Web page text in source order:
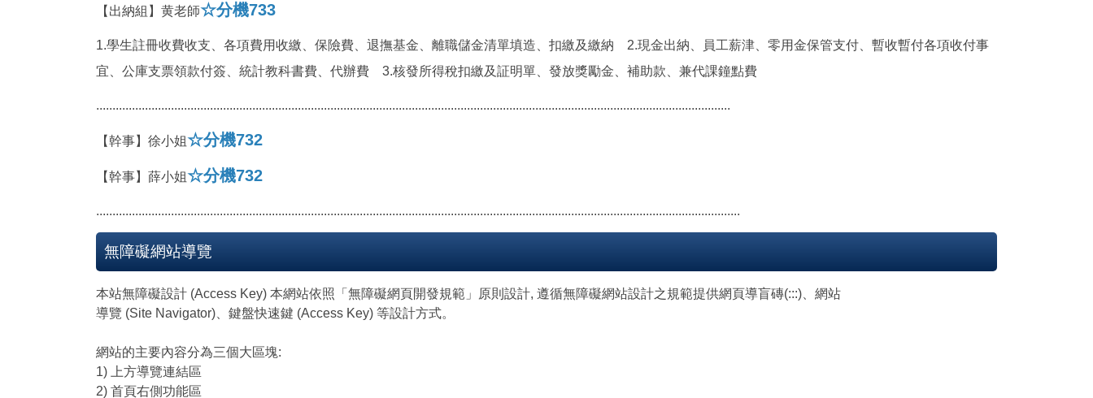
【出納組】黄老師☆分機733
1.學生註冊收費收支、各項費用收繳、保險費、退撫基金、離職儲金清單填造、扣繳及繳納 2.現金出納、員工薪津、零用金保管支付、暫收暫付各項收付事
宜、公庫支票領款付簽、統計教科書費、代辦費 3.核發所得稅扣繳及証明單、發放獎勵金、補助款、兼代課鐘點費
...................................................................................................................................................................................................
【幹事】徐小姐☆分機732
【幹事】薛小姐☆分機732
......................................................................................................................................................................................................
無障礙網站導覽
本站無障礙設計 (Access Key) 本網站依照「無障礙網頁開發規範」原則設計, 遵循無障礙網站設計之規範提供網頁導盲磚(:::)、網站
導覽 (Site Navigator)、鍵盤快速鍵 (Access Key) 等設計方式。
網站的主要內容分為三個大區塊:
1) 上方導覽連結區
2) 首頁右側功能區